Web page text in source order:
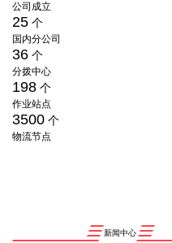
公司成立
25 个
国内分公司
36 个
分拨中心
198 个
作业站点
3500 个
物流节点
新闻中心